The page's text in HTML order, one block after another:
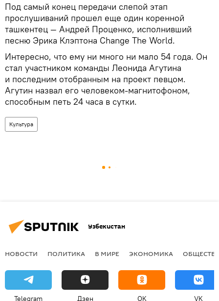
Под самый конец передачи слепой этап
прослушиваний прошел еще один коренной
ташкентец — Андрей Проценко, исполнивший
песню Эрика Клэптона Change The World.
Интересно, что ему ни много ни мало 54 года. Он
стал участником команды Леонида Агутина
и последним отобранным на проект певцом.
Агутин назвал его человеком-магнитофоном,
способным петь 24 часа в сутки.
Культура
Узбекистан
НОВОСТИ ПОЛИТИКА В МИРЕ ЭКОНОМИКА
Telegram Дзен OK VK